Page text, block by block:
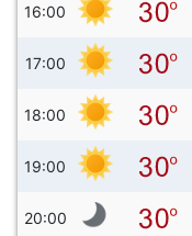
16:00
17:00
18:00
19:00
20:00